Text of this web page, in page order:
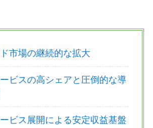
市場の継続的な拡大
ビスの高シェアと圧倒的な導
ビス展開による安定収益基盤